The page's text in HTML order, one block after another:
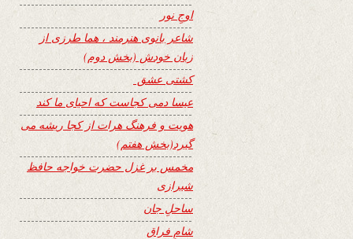
اوجِ نور
شاعر بانوی هنرمند ، هما طرزی از
زبان خودش (بخش دوم)
کشتی عشق
عیسا دمی کجاست که احیای ما کند
هویت و فرهنگ هرات از کجا ریشه می
گیرد(بخش هفتم)
مخمس بر غزل حضرت خواجه حافظ
شیرازی
ساحلِ جان
شامِ فراق